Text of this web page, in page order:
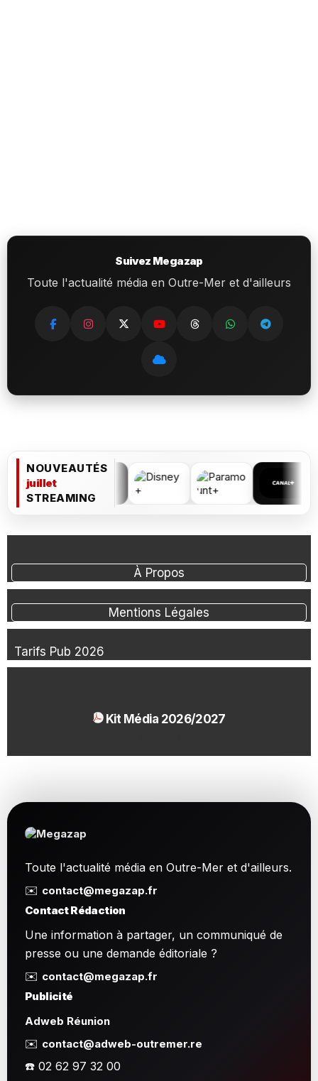
Suivez Megazap
Toute l'actualité média en Outre-Mer et d'ailleurs
NOUVEAUTÉS
juillet
STREAMING
À Propos
Mentions Légales
Tarifs Pub 2026
Kit Média 2026/2027
Toute l'actualité média en Outre-Mer et d'ailleurs.
✉️ contact@megazap.fr
Contact Rédaction
Une information à partager, un communiqué de
presse ou une demande éditoriale ?
✉️ contact@megazap.fr
Publicité
Adweb Réunion
✉️ contact@adweb-outremer.re
☎️ 02 62 97 32 00